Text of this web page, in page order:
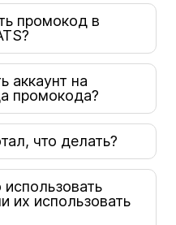
промокод в
аккаунт на
промокода?
что делать?
их использовать